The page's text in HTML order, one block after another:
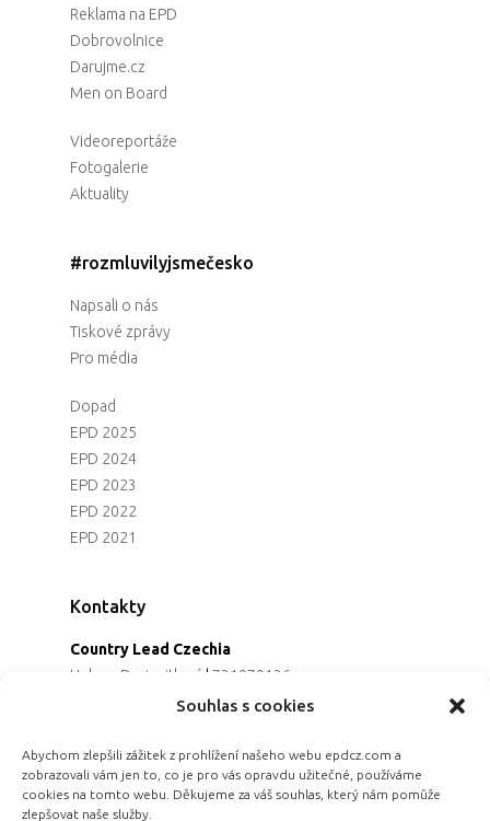
Souhlas s cookies
Abychom zlepšili zážitek z prohlížení našeho webu epdcz.com a
zobrazovali vám jen to, co je pro vás opravdu užitečné, používáme
cookies na tomto webu. Děkujeme za váš souhlas, který nám pomůže
zlepšovat naše služby.
Reklama na EPD
Dobrovolnice
Darujme.cz
Men on Board
Videoreportáže
Fotogalerie
Aktuality
#rozmluvilyjsmečesko
Napsali o nás
Tiskové zprávy
Pro média
Dopad
EPD 2025
EPD 2024
EPD 2023
EPD 2022
EPD 2021
Kontakty
Country Lead Czechia
Helena Dreiseitlová | 731970136
Koordinátorka projektu
Programová ředitelka
Jana Černoušková |607782535
Partnerství & fundraising